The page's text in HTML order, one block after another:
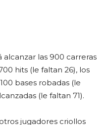
las 900 carreras
hits (le faltan 26), los
bases robadas (le
(le faltan 71).
jugadores criollos